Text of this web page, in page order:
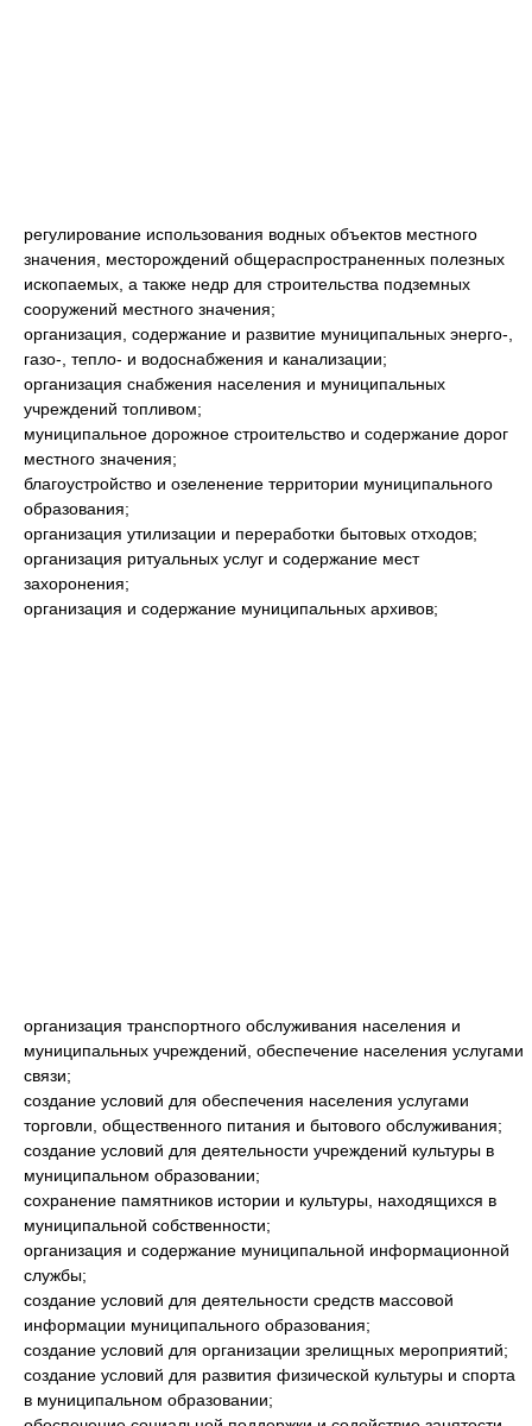
регулирование использования водных объектов местного
значения, месторождений общераспространенных полезных
ископаемых, а также недр для строительства подземных
сооружений местного значения;
организация, содержание и развитие муниципальных энерго-,
газо-, тепло- и водоснабжения и канализации;
организация снабжения населения и муниципальных
учреждений топливом;
муниципальное дорожное строительство и содержание дорог
местного значения;
благоустройство и озеленение территории муниципального
образования;
организация утилизации и переработки бытовых отходов;
организация ритуальных услуг и содержание мест
захоронения;
организация и содержание муниципальных архивов;
организация транспортного обслуживания населения и
муниципальных учреждений, обеспечение населения услугами
связи;
создание условий для обеспечения населения услугами
торговли, общественного питания и бытового обслуживания;
создание условий для деятельности учреждений культуры в
муниципальном образовании;
сохранение памятников истории и культуры, находящихся в
муниципальной собственности;
организация и содержание муниципальной информационной
службы;
создание условий для деятельности средств массовой
информации муниципального образования;
создание условий для организации зрелищных мероприятий;
создание условий для развития физической культуры и спорта
в муниципальном образовании;